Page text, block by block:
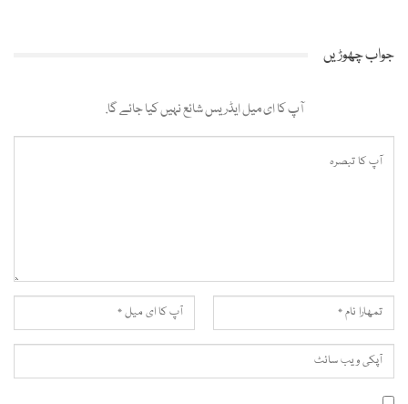
جواب چھوڑیں
آپ کا ای میل ایڈریس شائع نہیں کیا جائے گا.